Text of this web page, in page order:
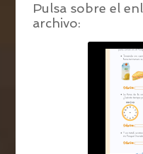
Pulsa sobre el
archivo: